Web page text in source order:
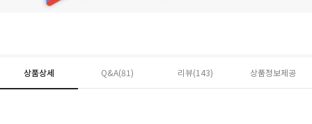
상품상세 Q&A(81) 리뷰(143) 상품정보제공